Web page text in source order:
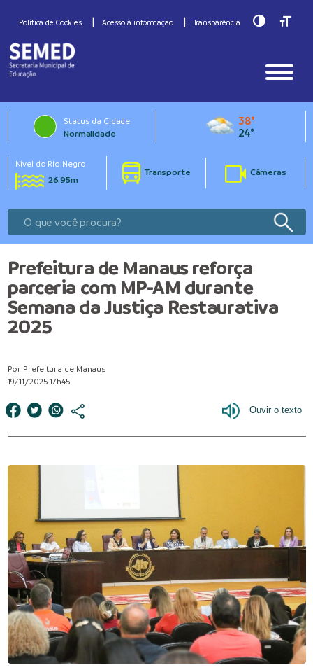
Política de Cookies Acesso à informação Transparência Toggle
Status da Cidade
Normalidade
38°
24°
Nível do Rio Negro
26.95m
Transporte Câmeras
Prefeitura de Manaus reforça
parceria com MP-AM durante
Semana da Justiça Restaurativa
2025
Por Prefeitura de Manaus
19/11/2025 17h45